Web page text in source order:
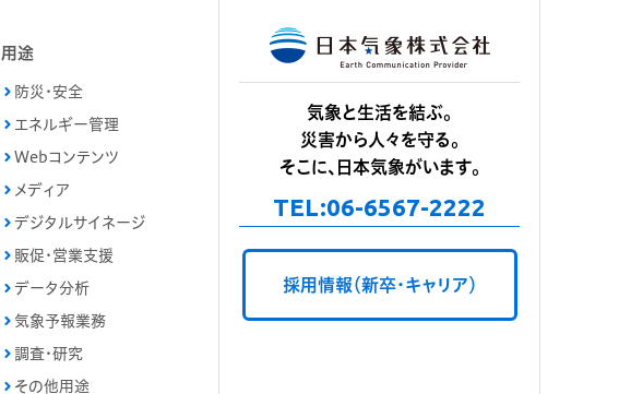
用途
防災・安全
エネルギー管理
Webコンテンツ
メディア
デジタルサイネージ
販促・営業支援
データ分析
気象予報業務
調査・研究
その他用途
気象と生活を結ぶ。
災害から人々を守る。
そこに、日本気象がいます。
TEL:06-6567-2222
採用情報（新卒・キャリア）